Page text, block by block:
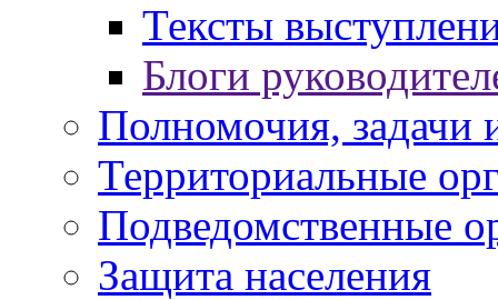
Тексты
Блоги
Полномочия, задачи
Территориальные
Подведомственные
Защита населения